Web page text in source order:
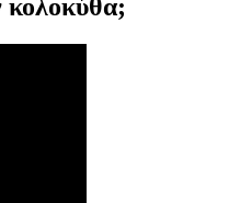
κολοκύθα;